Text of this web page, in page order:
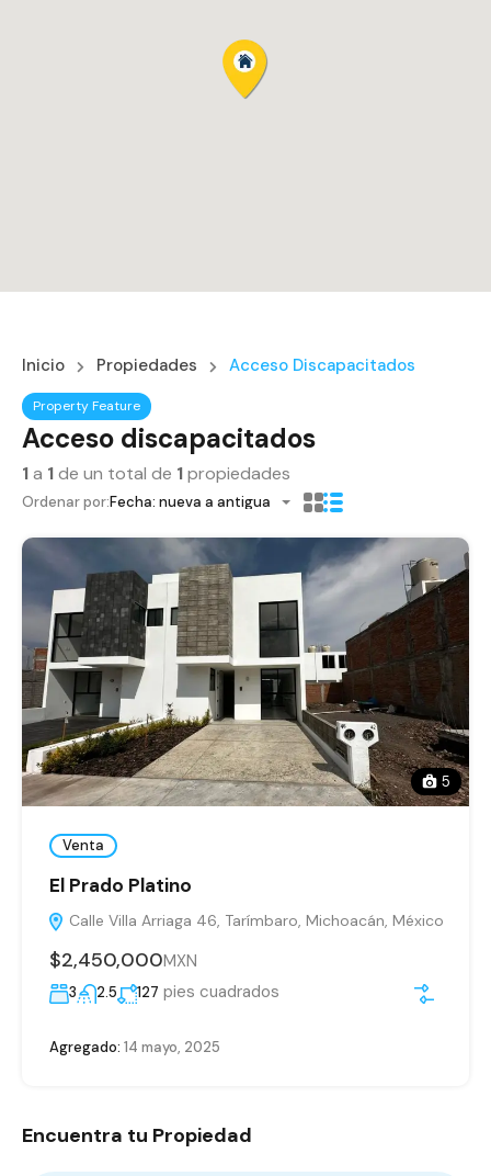
Inicio Propiedades Acceso Discapacitados
Property Feature
Acceso discapacitados
1a 1de un total de 1propiedades
Ordenar por:Fecha: nueva a antigua
5
Venta
El Prado Platino
Calle Villa Arriaga 46, Tarímbaro, Michoacán, México
$2,450,000MXN
3 2.5 127 pies cuadrados
Agregado: 14 mayo, 2025
Encuentra tu Propiedad